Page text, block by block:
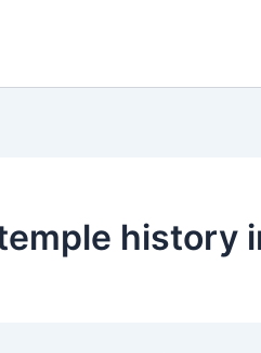
history